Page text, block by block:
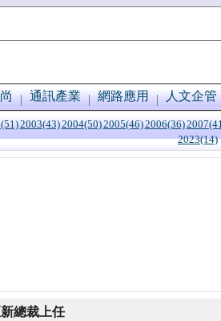
通訊產業 網路應用 人文企管
2003(43)2004(50)2005(46)2006(36)
2023(14)
總裁上任